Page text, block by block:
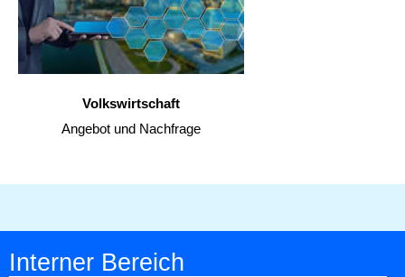
Volkswirtschaft
Angebot und Nachfrage
Interner Bereich